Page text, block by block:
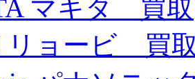
マキタ 買取
リョービ 買